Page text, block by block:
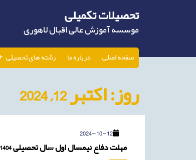
تحصیلات تکمیلی
موسسه آموزش عالی اقبال لاهوری
صفحه اصلی درباره ما رشته های تحصیلی
روز:اکتبر 12, 2024
2024-10-12
2024-
10-
12
مهلت دفاع نیمسال اول سال تحصیلی 1404-1403